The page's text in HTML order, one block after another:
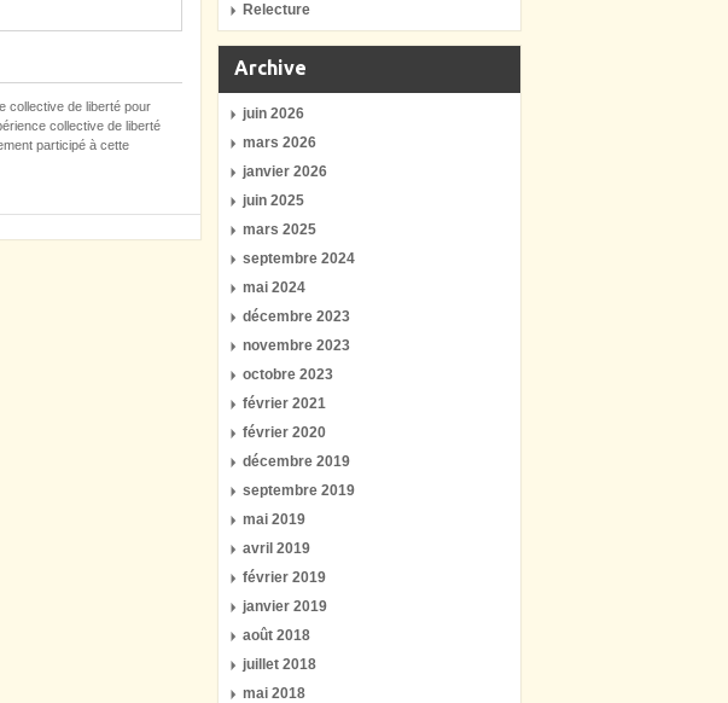
collective de liberté pour
collective de liberté
participé à cette
Relecture
Archive
juin 2026
mars 2026
janvier 2026
juin 2025
mars 2025
septembre 2024
mai 2024
décembre 2023
novembre 2023
octobre 2023
février 2021
février 2020
décembre 2019
septembre 2019
mai 2019
avril 2019
février 2019
janvier 2019
août 2018
juillet 2018
mai 2018